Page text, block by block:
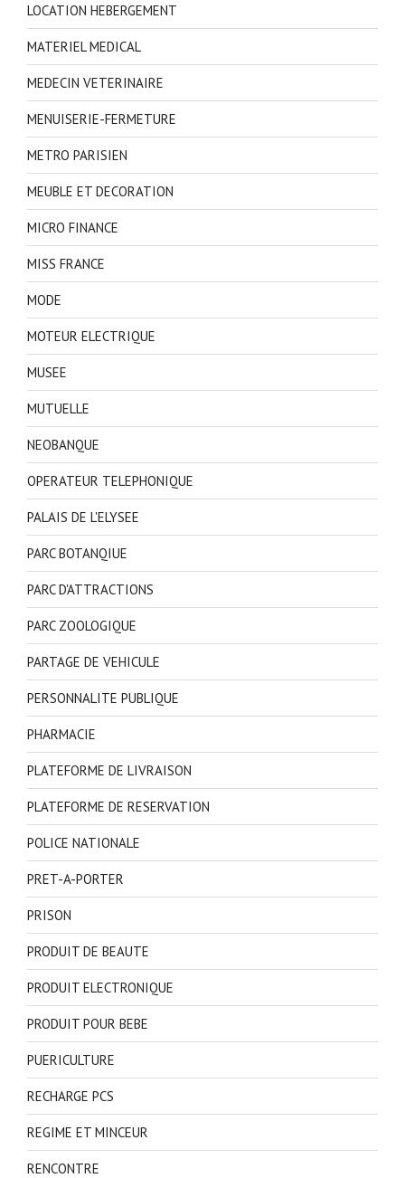
LOCATION HEBERGEMENT
MATERIEL MEDICAL
MEDECIN VETERINAIRE
MENUISERIE-FERMETURE
METRO PARISIEN
MEUBLE ET DECORATION
MICRO FINANCE
MISS FRANCE
MODE
MOTEUR ELECTRIQUE
MUSEE
MUTUELLE
NEOBANQUE
OPERATEUR TELEPHONIQUE
PALAIS DE L'ELYSEE
PARC BOTANQIUE
PARC D'ATTRACTIONS
PARC ZOOLOGIQUE
PARTAGE DE VEHICULE
PERSONNALITE PUBLIQUE
PHARMACIE
PLATEFORME DE LIVRAISON
PLATEFORME DE RESERVATION
POLICE NATIONALE
PRET-A-PORTER
PRISON
PRODUIT DE BEAUTE
PRODUIT ELECTRONIQUE
PRODUIT POUR BEBE
PUERICULTURE
RECHARGE PCS
REGIME ET MINCEUR
RENCONTRE